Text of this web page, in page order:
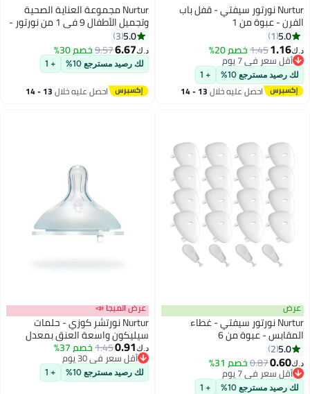
Nurtur نورتور سيفتي - قفل باب
الفرن - عبوة من 1
5.0
1
د.ك‏1.16
1.45خصم 20%
أقل سعر في 7 يوم
أقل سعر في 7 يوم
لك رصيد مسترجع 10% + 1
احصل عليه خلال 13 - 14
Nurtur مجموعة العناية الصحية
وتجميل الأطفال 9 في 1 من نورتور -
تشمل حقيبة سفر
5.0
3
د.ك‏6.67
9.57خصم 30%
لك رصيد مسترجع 10% + 1
احصل عليه خلال 13 - 14
عرض
Nurtur نورتور سيفتي - غطاء
المقابس - عبوة من 6
5.0
2
د.ك‏0.60
0.87خصم 31%
أقل سعر في 7 يوم
أقل سعر في 7 يوم
لك رصيد مسترجع 10% + 1
عرض الميجا 📣
Nurtur نورتشر كوزي - حلمات
سيليكون واسعة العنق بمعدل
تدفق 3 - قطع X - بيج
د.ك‏0.91
1.45خصم 37%
أقل سعر في 30 يوم
أقل سعر في 30 يوم
لك رصيد مسترجع 10% + 1